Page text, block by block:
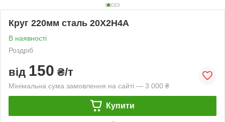
Круг 220мм сталь 20Х2Н4А
В наявності
Роздріб
від 150 ₴/т
Мінімальна сума замовлення на сайті — 3 000 ₴
Купити